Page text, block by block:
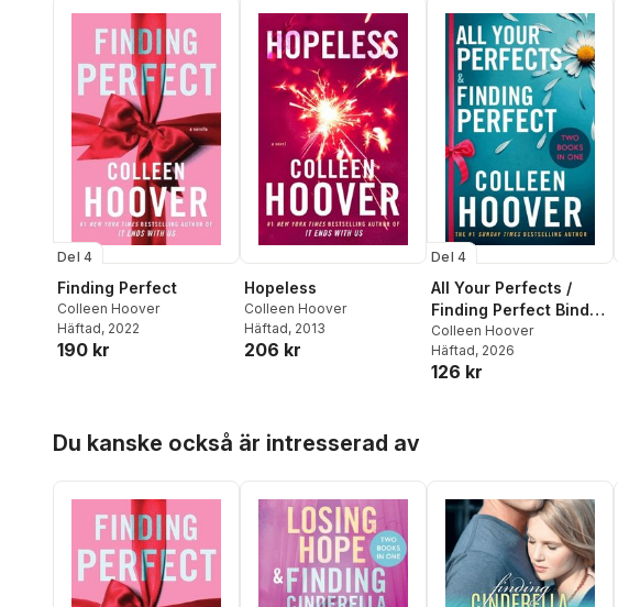
Del 4
Finding Perfect
Colleen Hoover
Häftad, 2022
190 kr
Hopeless
Colleen Hoover
Häftad, 2013
206 kr
Del 4
All Your Perfects /
Finding Perfect Bind-
up
Colleen Hoover
Häftad, 2026
126 kr
Du kanske också är intresserad av